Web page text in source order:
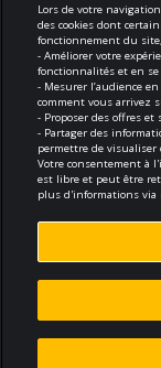
Lors de votre
des cookies dont
fonctionnement du
- Améliorer votre
fonctionnalités et en
- Mesurer l’audience
comment vous arrivez
- Proposer des offres
- Partager des
permettre de
Votre consentement à
est libre et peut être
plus d'informations via